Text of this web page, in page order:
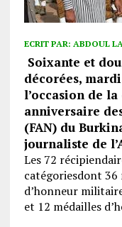
ECRIT PAR: ABDOUL
Soixante et
décorées,
l’occasion de
anniversaire
(FAN) du
journaliste de
Les 72
catégoriesdont 36
d’honneur
et 12 médailles